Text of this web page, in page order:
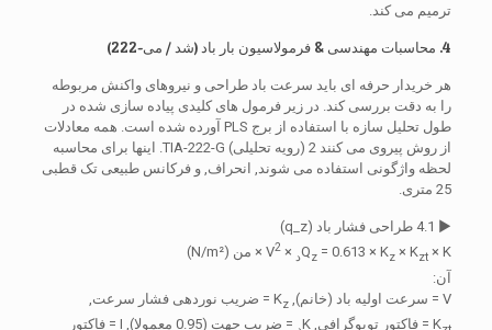
ترمیم می کند.
4. محاسبات مهندسی & فرمولاسیون بار باد (شد / می-222)
هر خریدار حرفه ای باید سرعت باد طراحی و نیروهای واکنش مربوطه
را به دقت بررسی کند. در زیر فرمول های کلیدی پیاده سازی شده در
طول تحلیل سازه با استفاده از برج PLS آورده شده است. همه معادلات
از روش پیروی می کنند 2 (رویه تحلیلی) TIA-222-G. اینها برای محاسبه
لحظه واژگونی استفاده می شوند, انحراف, و فرکانس طبیعی تک قطبی
25 متری.
▶ 4.1 طراحی فشار باد (q_z)
Qz = 0.613 × Kz × Kzt × K د × V
2
× من (N/m²)
آن:
V = سرعت اولیه باد (خانم), K
z
= ضریب نوردهی فشار سرعت,
K= فاکتور توپوگرافی, K
= ضریب جهت (0.95 معمولا), I = فاکتور